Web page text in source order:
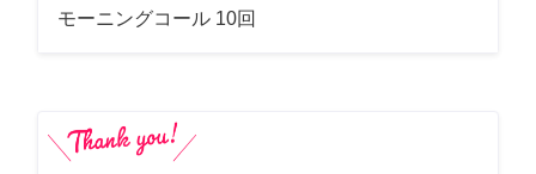
モーニングコール 10回